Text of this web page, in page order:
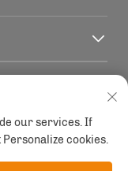
Haifeng vej,
our services. If
cookies.